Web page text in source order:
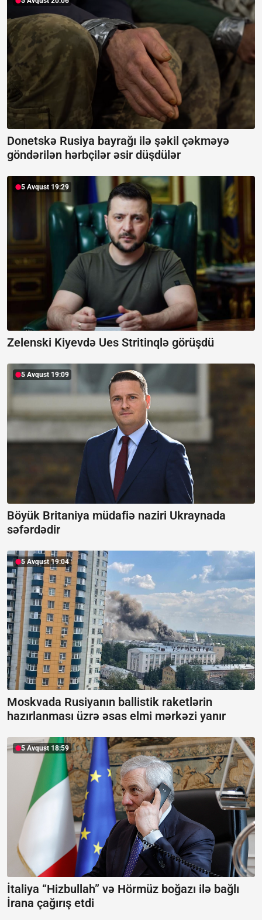
Donetskə Rusiya bayrağı ilə şəkil çəkməyə
göndərilən hərbçilər əsir düşdülər
5 Avqust 19:29
Zelenski Kiyevdə Ues Stritinqlə görüşdü
5 Avqust 19:09
Böyük Britaniya müdafiə naziri Ukraynada
səfərdədir
5 Avqust 19:04
Moskvada Rusiyanın ballistik raketlərin
hazırlanması üzrə əsas elmi mərkəzi yanır
5 Avqust 18:59
İtaliya “Hizbullah” və Hörmüz boğazı ilə bağlı
İrana çağırış etdi